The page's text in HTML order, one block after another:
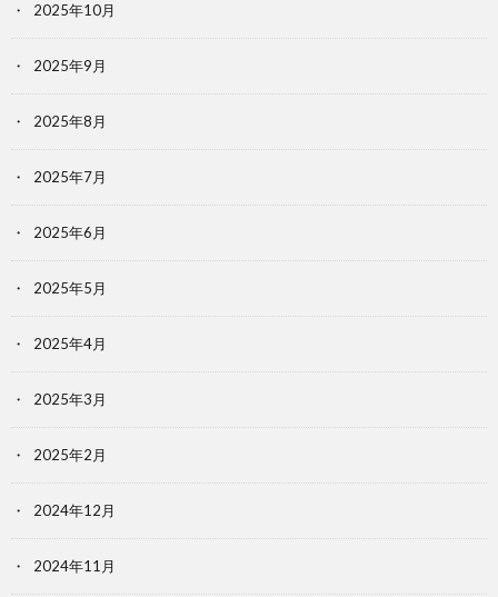
2025年10月
2025年9月
2025年8月
2025年7月
2025年6月
2025年5月
2025年4月
2025年3月
2025年2月
2024年12月
2024年11月